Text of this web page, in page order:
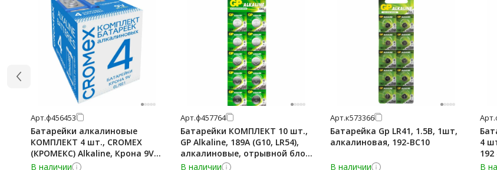
Арт.ф456453
Батарейки алкалиновые
КОМПЛЕКТ 4 шт., CROMEX
(КРОМЕКС) Alkaline, Крона 9V
(6LR61, 6LF22, 1604A), короб,
В наличии
Арт.ф457764
Батарейки КОМПЛЕКТ 10 шт.,
GP Alkaline, 189A (G10, LR54),
алкалиновые, отрывной блок,
189FRA-2C10
В наличии
Арт.к573366
Батарейка Gp LR41, 1.5В, 1шт,
алкалиновая, 192-BC10
В наличии
Арт.
4
В